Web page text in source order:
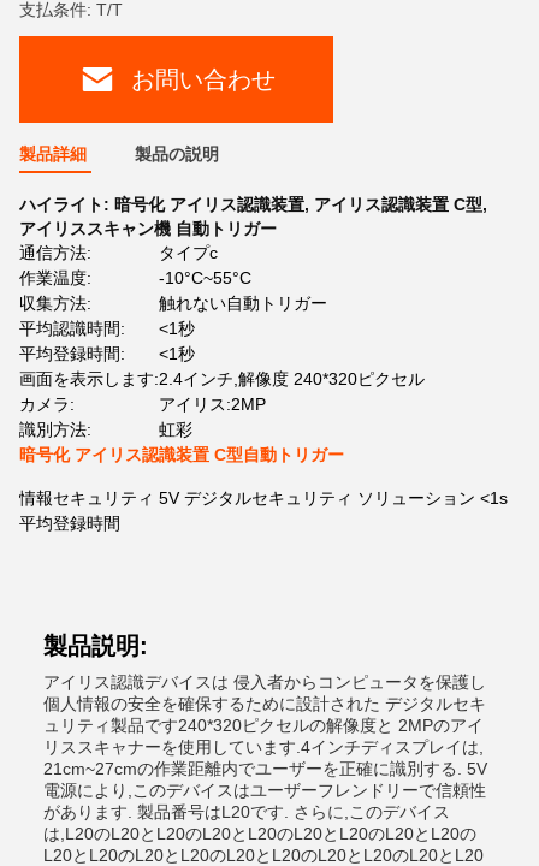
支払条件: T/T
お問い合わせ
製品詳細 製品の説明
ハイライト: 暗号化 アイリス認識装置, アイリス認識装置 C型,
アイリススキャン機 自動トリガー
通信方法:
タイプc
作業温度:
-10°C~55°C
収集方法:
触れない自動トリガー
平均認識時間:
<1秒
平均登録時間:
<1秒
画面を表示します:2.4インチ,解像度 240*320ピクセル
カメラ:
アイリス:2MP
識別方法:
虹彩
暗号化 アイリス認識装置 C型自動トリガー
情報セキュリティ 5V デジタルセキュリティ ソリューション <1s
平均登録時間
製品説明:
アイリス認識デバイスは 侵入者からコンピュータを保護し
個人情報の安全を確保するために設計された デジタルセキ
ュリティ製品です240*320ピクセルの解像度と 2MPのアイ
リススキャナーを使用しています.4インチディスプレイは,
21cm~27cmの作業距離内でユーザーを正確に識別する. 5V
電源により,このデバイスはユーザーフレンドリーで信頼性
があります. 製品番号はL20です. さらに,このデバイス
は,L20のL20とL20のL20とL20のL20とL20のL20とL20の
L20とL20のL20とL20のL20とL20のL20とL20のL20とL20